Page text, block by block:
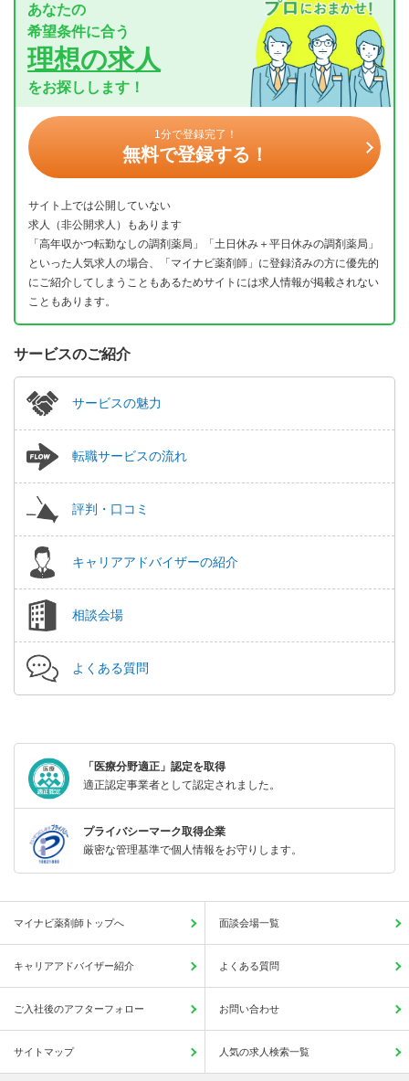
あなたの
希望条件に合う
理想の求人
をお探しします！
1分で登録完了！
無料で登録する！
サイト上では公開していない
求人（非公開求人）もあります
「高年収かつ転勤なしの調剤薬局」「土日休み＋平日休みの調剤薬局」
といった人気求人の場合、「マイナビ薬剤師」に登録済みの方に優先的
にご紹介してしまうこともあるためサイトには求人情報が掲載されない
こともあります。
サービスのご紹介
サービスの魅力
転職サービスの流れ
評判・口コミ
キャリアアドバイザーの紹介
相談会場
よくある質問
「医療分野適正」認定を取得
適正認定事業者として認定されました。
プライバシーマーク取得企業
厳密な管理基準で個人情報をお守りします。
マイナビ薬剤師トップへ 面談会場一覧
キャリアアドバイザー紹介 よくある質問
ご入社後のアフターフォロー お問い合わせ
サイトマップ 人気の求人検索一覧